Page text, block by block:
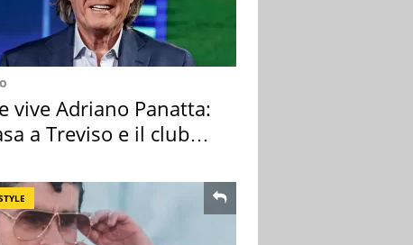
vive Adriano Panatta:
a Treviso e il club